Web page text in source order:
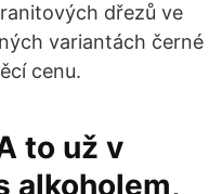
dřezů ve
variantách černé
cenu.
to už v
alkoholem,